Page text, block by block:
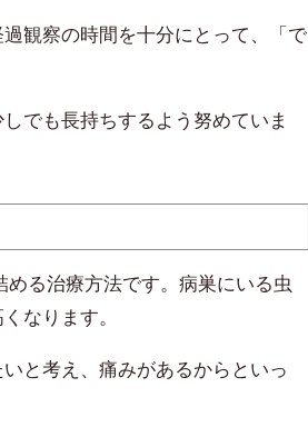
観察の時間を十分にとって、「で
でも長持ちするよう努めていま
る治療方法です。病巣にいる虫
なります。
と考え、痛みがあるからといっ